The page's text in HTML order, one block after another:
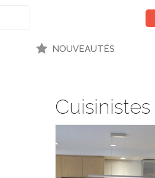
NOUVEAUTÉS
Cuisinistes